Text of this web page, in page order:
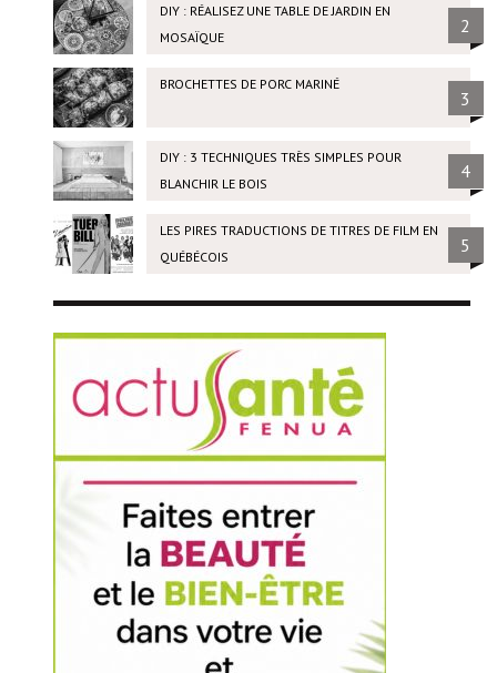
DIY : RÉALISEZ UNE TABLE DE JARDIN EN
MOSAÏQUE
2
BROCHETTES DE PORC MARINÉ
3
DIY : 3 TECHNIQUES TRÈS SIMPLES POUR
BLANCHIR LE BOIS
4
LES PIRES TRADUCTIONS DE TITRES DE FILM EN
QUÉBÉCOIS
5